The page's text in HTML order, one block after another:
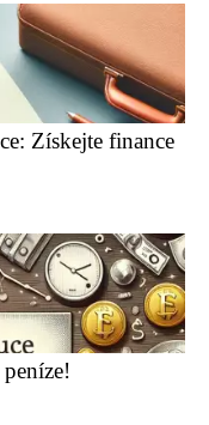
Získejte finance